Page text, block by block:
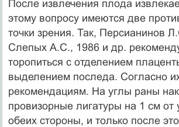
После извлечения плода
этому вопросу имеются две
точки зрения. Так, Персианинов
Слепых А.С., 1986 и др.
торопиться с отделением
выделением последа. Согласно
рекомендациям. На углы раны
провизорные лигатуры на 1 см от
обеих стороны, и только после